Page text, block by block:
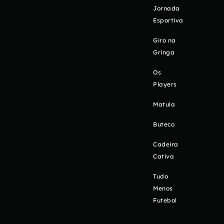
Jornada
Esportiva
Giro na
Gringa
Os
Players
Matula
Buteco
Cadeira
Cativa
Tudo
Menos
Futebol